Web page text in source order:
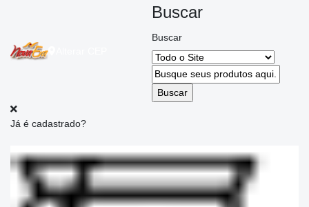
Buscar
Buscar
Já é cadastrado?